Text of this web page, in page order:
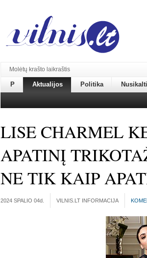
Molėtų krašto laikraštis
P Aktualijos Politika
LISE CHARMEL
APATINĮ
NE TIK KAIP
2024 SPALIO 04d. VILNIS.LT INFORMACIJA